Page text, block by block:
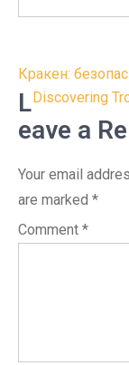
Post
Кракен:
Discovering
L
eave a
Your email
are marked *
Comment *